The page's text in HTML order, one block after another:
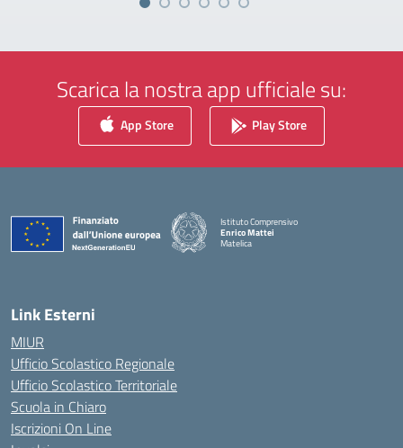
Scarica la nostra app ufficiale su:
App Store Play Store
Istituto Comprensivo
Enrico Mattei
Matelica
Link Esterni
MIUR
Ufficio Scolastico Regionale
Ufficio Scolastico Territoriale
Scuola in Chiaro
Iscrizioni On Line